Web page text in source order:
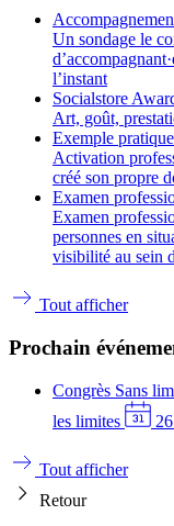
Un sondage le
l’instant
Socialstore
Art, goût,
Exemple
Activation
créé son propre
Examen
Examen
personnes en
visibilité au sein
Tout afficher
Prochain
Congrès Sans
les limites
Tout afficher
Retour